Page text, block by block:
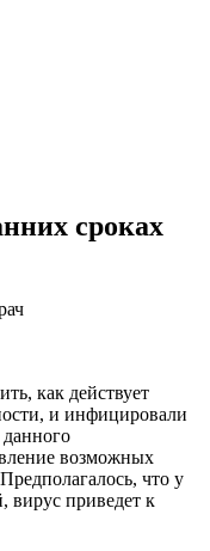
сроках
как действует
и инфицировали
возможных
что у
вирус приведет к